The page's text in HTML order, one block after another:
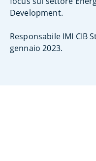
Development.
Responsabile IMI CIB
gennaio 2023.